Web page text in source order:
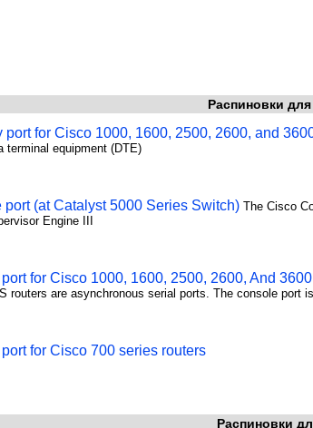
Распиновки
port for Cisco 1000, 1600, 2500, 2600, and
terminal equipment (DTE)
(at Catalyst 5000 Series Switch) The Cisco
Engine III
for Cisco 1000, 1600, 2500, 2600, And
routers are asynchronous serial ports. The console port
for Cisco 700 series routers
Распиновки